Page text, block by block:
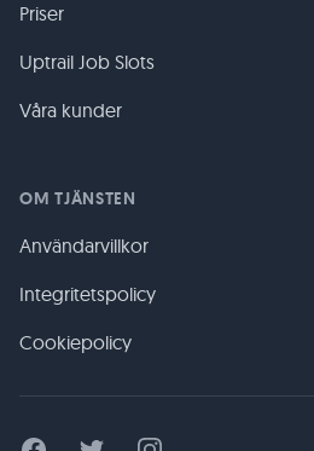
Priser
Uptrail Job Slots
Våra kunder
OM TJÄNSTEN
Användarvillkor
Integritetspolicy
Cookiepolicy